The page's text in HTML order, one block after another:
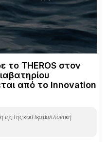
το THEROS στον
από το Innovation
Γης και Περιβαλλοντική